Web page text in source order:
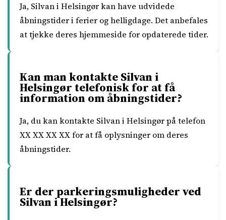
Ja, Silvan i Helsingør kan have udvidede
åbningstider i ferier og helligdage. Det anbefales
at tjekke deres hjemmeside for opdaterede tider.
Kan man kontakte Silvan i
Helsingør telefonisk for at få
information om åbningstider?
Ja, du kan kontakte Silvan i Helsingør på telefon
XX XX XX XX for at få oplysninger om deres
åbningstider.
Er der parkeringsmuligheder ved
Silvan i Helsingør?